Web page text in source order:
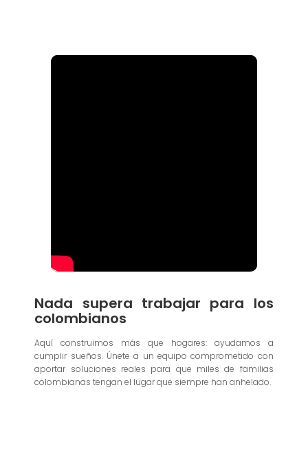
Nada supera trabajar para los
colombianos
Aquí construimos más que hogares: ayudamos a
cumplir sueños. Únete a un equipo comprometido con
aportar soluciones reales para que miles de familias
colombianas tengan el lugar que siempre han anhelado.